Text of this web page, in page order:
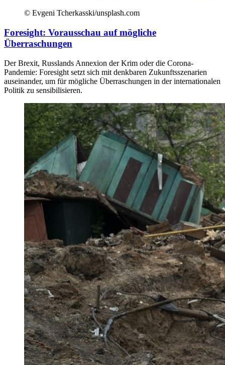
© Evgeni Tcherkasski/unsplash.com
Foresight: Vorausschau auf mögliche
Überraschungen
Der Brexit, Russlands Annexion der Krim oder die Corona-
Pandemie: Foresight setzt sich mit denkbaren Zukunftsszenarien
auseinander, um für mögliche Überraschungen in der internationalen
Politik zu sensibilisieren.